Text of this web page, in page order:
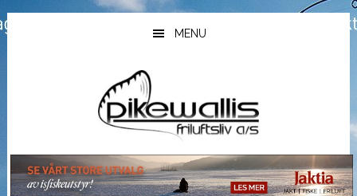
Hopp
til
Hopp
til
Hopp
til
MENU